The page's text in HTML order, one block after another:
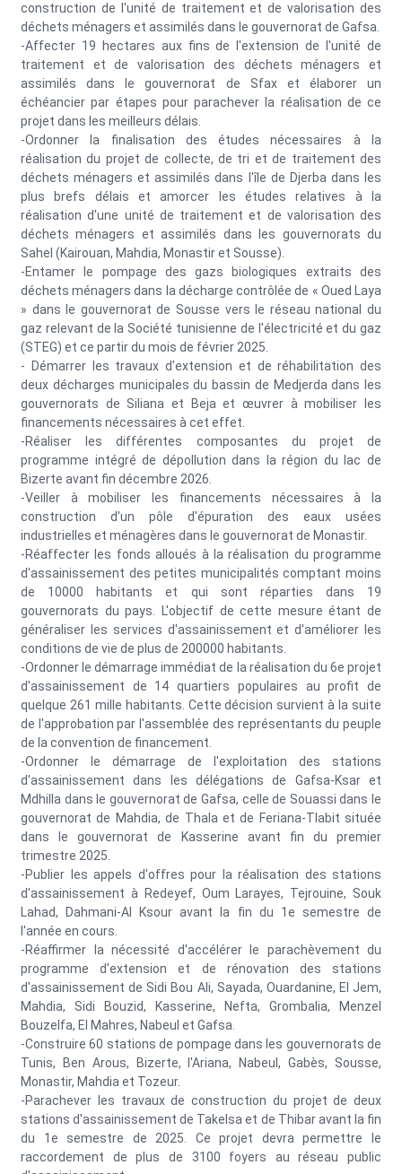
construction de l'unité de traitement et de valorisation des
déchets ménagers et assimilés dans le gouvernorat de Gafsa.
-Affecter 19 hectares aux fins de l'extension de l'unité de
traitement et de valorisation des déchets ménagers et
assimilés dans le gouvernorat de Sfax et élaborer un
échéancier par étapes pour parachever la réalisation de ce
projet dans les meilleurs délais.
-Ordonner la finalisation des études nécessaires à la
réalisation du projet de collecte, de tri et de traitement des
déchets ménagers et assimilés dans l'île de Djerba dans les
plus brefs délais et amorcer les études relatives à la
réalisation d'une unité de traitement et de valorisation des
déchets ménagers et assimilés dans les gouvernorats du
Sahel (Kairouan, Mahdia, Monastir et Sousse).
-Entamer le pompage des gazs biologiques extraits des
déchets ménagers dans la décharge contrôlée de « Oued Laya
» dans le gouvernorat de Sousse vers le réseau national du
gaz relevant de la Société tunisienne de l'électricité et du gaz
(STEG) et ce partir du mois de février 2025.
- Démarrer les travaux d'extension et de réhabilitation des
deux décharges municipales du bassin de Medjerda dans les
gouvernorats de Siliana et Beja et œuvrer à mobiliser les
financements nécessaires à cet effet.
-Réaliser les différentes composantes du projet de
programme intégré de dépollution dans la région du lac de
Bizerte avant fin décembre 2026.
-Veiller à mobiliser les financements nécessaires à la
construction d'un pôle d'épuration des eaux usées
industrielles et ménagères dans le gouvernorat de Monastir.
-Réaffecter les fonds alloués à la réalisation du programme
d'assainissement des petites municipalités comptant moins
de 10000 habitants et qui sont réparties dans 19
gouvernorats du pays. L'objectif de cette mesure étant de
généraliser les services d'assainissement et d'améliorer les
conditions de vie de plus de 200000 habitants.
-Ordonner le démarrage immédiat de la réalisation du 6e projet
d'assainissement de 14 quartiers populaires au profit de
quelque 261 mille habitants. Cette décision survient à la suite
de l'approbation par l'assemblée des représentants du peuple
de la convention de financement.
-Ordonner le démarrage de l'exploitation des stations
d'assainissement dans les délégations de Gafsa-Ksar et
Mdhilla dans le gouvernorat de Gafsa, celle de Souassi dans le
gouvernorat de Mahdia, de Thala et de Feriana-Tlabit située
dans le gouvernorat de Kasserine avant fin du premier
trimestre 2025.
-Publier les appels d'offres pour la réalisation des stations
d'assainissement à Redeyef, Oum Larayes, Tejrouine, Souk
Lahad, Dahmani-Al Ksour avant la fin du 1e semestre de
l'année en cours.
-Réaffirmer la nécessité d'accélérer le parachèvement du
programme d'extension et de rénovation des stations
d'assainissement de Sidi Bou Ali, Sayada, Ouardanine, El Jem,
Mahdia, Sidi Bouzid, Kasserine, Nefta, Grombalia, Menzel
Bouzelfa, El Mahres, Nabeul et Gafsa.
-Construire 60 stations de pompage dans les gouvernorats de
Tunis, Ben Arous, Bizerte, l'Ariana, Nabeul, Gabès, Sousse,
Monastir, Mahdia et Tozeur.
-Parachever les travaux de construction du projet de deux
stations d'assainissement de Takelsa et de Thibar avant la fin
du 1e semestre de 2025. Ce projet devra permettre le
raccordement de plus de 3100 foyers au réseau public